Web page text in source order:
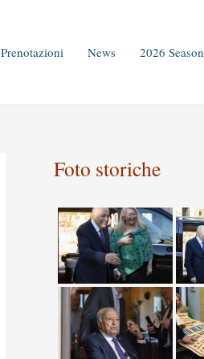
Prenotazioni News 2026 Season
Foto storiche